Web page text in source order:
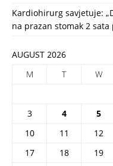
Kardiohirurg savjetuje:
na prazan stomak 2
AUGUST 2026
M
T W
3
4 5
10
11 12
17
18 19